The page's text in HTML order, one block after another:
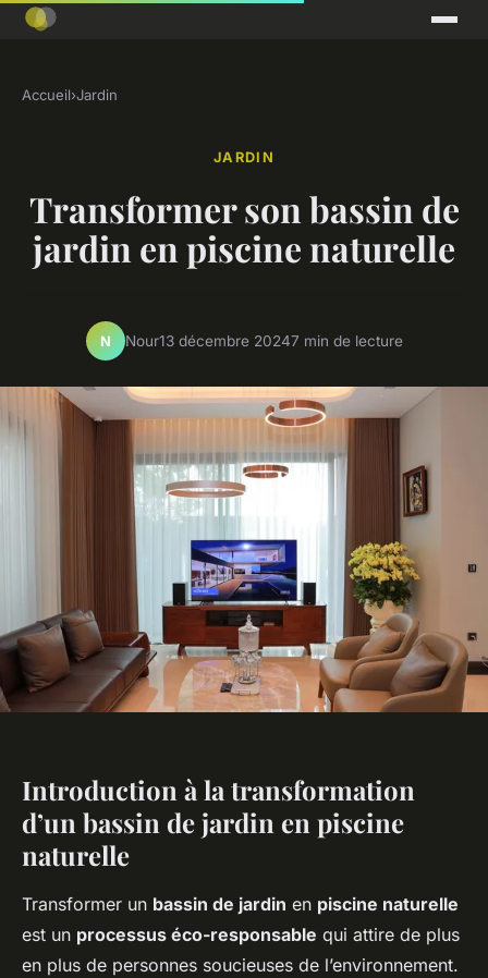
Accueil›Jardin
JARDIN
Transformer son bassin de
jardin en piscine naturelle
N Nour13 décembre 20247 min de lecture
Introduction à la transformation
d’un bassin de jardin en piscine
naturelle
Transformer un bassin de jardin en piscine naturelle
est un processus éco-responsable qui attire de plus
en plus de personnes soucieuses de l’environnement.